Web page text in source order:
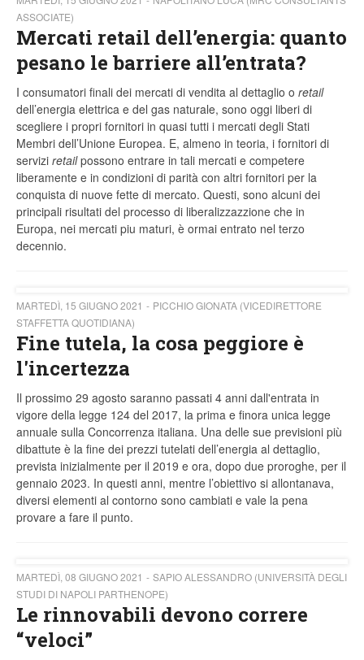
ASSOCIATE)
Mercati retail dell’energia: quanto
pesano le barriere all’entrata?
I consumatori finali dei mercati di vendita al dettaglio o retail
dell’energia elettrica e del gas naturale, sono oggi liberi di
scegliere i propri fornitori in quasi tutti i mercati degli Stati
Membri dell’Unione Europea. E, almeno in teoria, i fornitori di
servizi retailpossono entrare in tali mercati e competere
liberamente e in condizioni di parità con altri fornitori per la
conquista di nuove fette di mercato. Questi, sono alcuni dei
principali risultati del processo di liberalizzazzione che in
Europa, nei mercati piu maturi, è ormai entrato nel terzo
decennio.
MARTEDÌ, 15 GIUGNO 2021
PICCHIO GIONATA (VICEDIRETTORE
STAFFETTA QUOTIDIANA)
Fine tutela, la cosa peggiore è
l'incertezza
Il prossimo 29 agosto saranno passati 4 anni dall'entrata in
vigore della legge 124 del 2017, la prima e finora unica legge
annuale sulla Concorrenza italiana. Una delle sue previsioni più
dibattute è la fine dei prezzi tutelati dell’energia al dettaglio,
prevista inizialmente per il 2019 e ora, dopo due proroghe, per il
gennaio 2023. In questi anni, mentre l’obiettivo si allontanava,
diversi elementi al contorno sono cambiati e vale la pena
provare a fare il punto.
MARTEDÌ, 08 GIUGNO 2021
SAPIO ALESSANDRO (UNIVERSITÀ DEGLI
STUDI DI NAPOLI PARTHENOPE)
Le rinnovabili devono correre
“veloci”